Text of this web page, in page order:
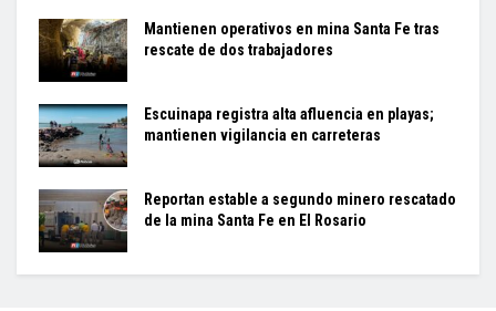
Mantienen operativos en mina Santa Fe tras
rescate de dos trabajadores
Escuinapa registra alta afluencia en playas;
mantienen vigilancia en carreteras
Reportan estable a segundo minero rescatado
de la mina Santa Fe en El Rosario